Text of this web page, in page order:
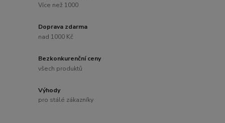
Více než 1000
Doprava zdarma
nad 1000 Kč
Bezkonkurenční ceny
všech produktů
Výhody
pro stálé zákazníky